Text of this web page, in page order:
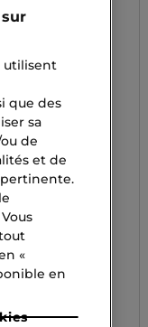
TEINT
Matte
CHF
utilisent
que des
sa
de
et de
«
en